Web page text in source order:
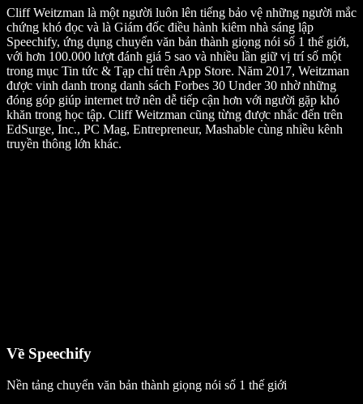
Cliff Weitzman là một người luôn lên tiếng bảo vệ những người mắc
chứng khó đọc và là Giám đốc điều hành kiêm nhà sáng lập
Speechify, ứng dụng chuyển văn bản thành giọng nói số 1 thế giới,
với hơn 100.000 lượt đánh giá 5 sao và nhiều lần giữ vị trí số một
trong mục Tin tức & Tạp chí trên App Store. Năm 2017, Weitzman
được vinh danh trong danh sách Forbes 30 Under 30 nhờ những
đóng góp giúp internet trở nên dễ tiếp cận hơn với người gặp khó
khăn trong học tập. Cliff Weitzman cũng từng được nhắc đến trên
EdSurge, Inc., PC Mag, Entrepreneur, Mashable cùng nhiều kênh
truyền thông lớn khác.
Về Speechify
Nền tảng chuyển văn bản thành giọng nói số 1 thế giới